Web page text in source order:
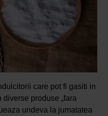
care pot fi gasiti in
produse „fara
undeva la jumatatea